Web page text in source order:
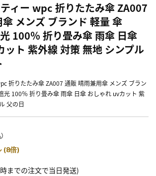
ィー wpc 折りたたみ傘 ZA007
メンズ ブランド 軽量 傘
100％ 折り畳み傘 雨傘 日傘
ット 紫外線 対策 無地 シンプル
折りたたみ傘 ZA007 通販 晴雨兼用傘 メンズ ブラン
光 100％ 折り畳み傘 雨傘 日傘 おしゃれ uvカット 紫
父の日
(8倍)
までの注文で当日発送)